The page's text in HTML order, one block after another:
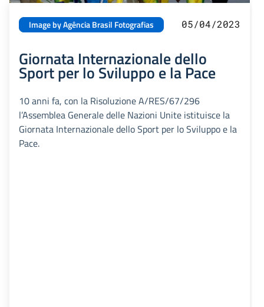
Image by Agência Brasil Fotografias 05/04/2023
Giornata Internazionale dello
Sport per lo Sviluppo e la Pace
10 anni fa, con la Risoluzione A/RES/67/296
l’Assemblea Generale delle Nazioni Unite istituisce la
Giornata Internazionale dello Sport per lo Sviluppo e la
Pace.